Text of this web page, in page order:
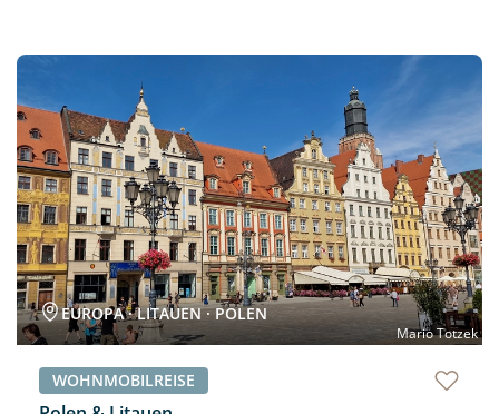
Mario Totzek
EUROPA · LITAUEN · POLEN
WOHNMOBILREISE